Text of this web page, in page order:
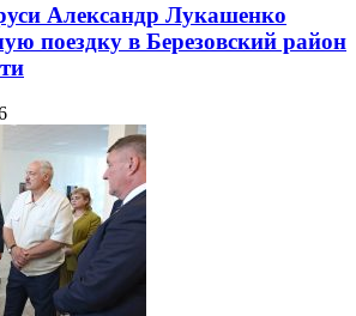
Александр Лукашенко
поездку в Березовский район